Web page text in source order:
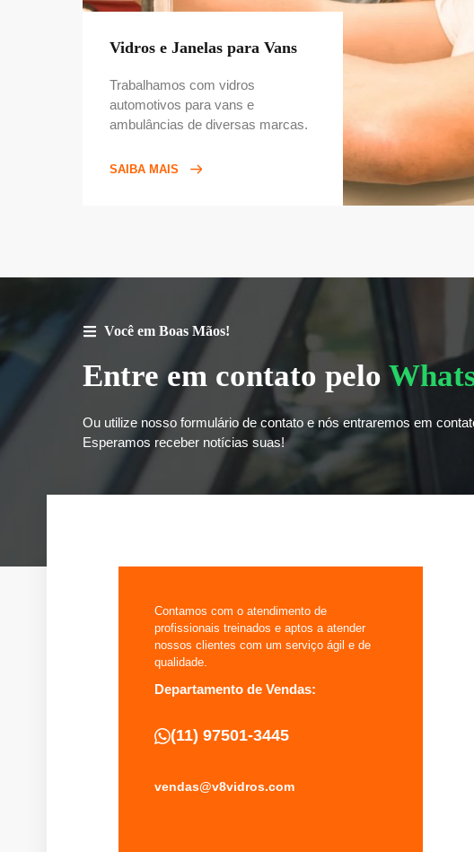
Vidros e Janelas para Vans
Trabalhamos com vidros
automotivos para vans e
ambulâncias de diversas marcas.
SAIBA MAIS
Você em Boas Mãos!
Entre em contato pelo
Ou utilize nosso formulário de contato e nós entraremos em
Esperamos receber notícias suas!
Contamos com o atendimento de
profissionais treinados e aptos a atender
nossos clientes com um serviço ágil e de
qualidade.
Departamento de Vendas:
(11) 97501-3445
vendas@v8vidros.com